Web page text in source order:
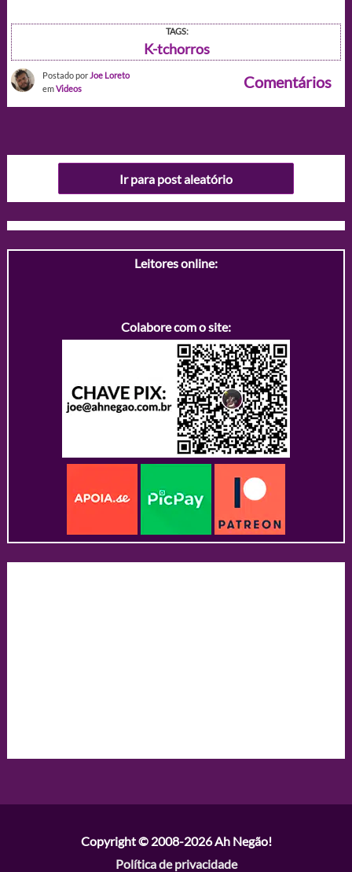
TAGS:
K-tchorros
Postado por Joe Loreto
emVideos Comentários
Ir para post aleatório
Leitores online:
Colabore com o site:
Copyright © 2008-2026Ah Negão!
Política de privacidade